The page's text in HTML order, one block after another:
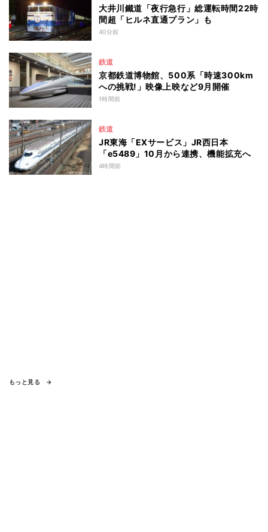
大井川鐵道「夜行急行」総運転時間22時
間超「ヒルネ直通プラン」も
40分前
鉄道
京都鉄道博物館、500系「時速300km
への挑戦!」映像上映など9月開催
1時間前
鉄道
JR東海「EXサービス」JR西日本
「e5489」10月から連携、機能拡充へ
4時間前
もっと見る